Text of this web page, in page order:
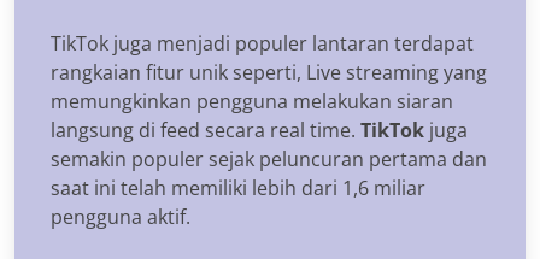
TikTok juga menjadi populer lantaran terdapat
rangkaian fitur unik seperti, Live streaming yang
memungkinkan pengguna melakukan siaran
langsung di feed secara real time. TikTok juga
semakin populer sejak peluncuran pertama dan
saat ini telah memiliki lebih dari 1,6 miliar
pengguna aktif.